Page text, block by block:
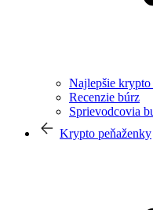
Najlepšie
Recenzie búrz
Sprievodcovia
Krypto peňaženky